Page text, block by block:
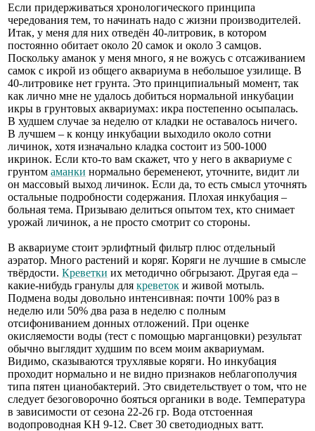
Если придерживаться хронологического принципа
чередования тем, то начинать надо с жизни производителей.
Итак, у меня для них отведён 40-литровик, в котором
постоянно обитает около 20 самок и около 3 самцов.
Поскольку аманок у меня много, я не вожусь с отсаживанием
самок с икрой из общего аквариума в небольшое узилище. В
40-литровике нет грунта. Это принципиальный момент, так
как лично мне не удалось добиться нормальной инкубации
икры в грунтовых аквариумах: икра постепенно осыпалась.
В худшем случае за неделю от кладки не оставалось ничего.
В лучшем – к концу инкубации выходило около сотни
личинок, хотя изначально кладка состоит из 500-1000
икринок. Если кто-то вам скажет, что у него в аквариуме с
грунтом аманки нормально беременеют, уточните, видит ли
он массовый выход личинок. Если да, то есть смысл уточнять
остальные подробности содержания. Плохая инкубация –
больная тема. Призываю делиться опытом тех, кто снимает
урожай личинок, а не просто смотрит со стороны.
В аквариуме стоит эрлифтный фильтр плюс отдельный
аэратор. Много растений и коряг. Коряги не лучшие в смысле
твёрдости. Креветки их методично обгрызают. Другая еда –
какие-нибудь гранулы для креветок и живой мотыль.
Подмена воды довольно интенсивная: почти 100% раз в
неделю или 50% два раза в неделю с полным
отсифониванием донных отложений. При оценке
окисляемости воды (тест с помощью марганцовки) результат
обычно выглядит худшим по всем моим аквариумам.
Видимо, сказываются трухлявые коряги. Но инкубация
проходит нормально и не видно признаков неблагополучия
типа пятен цианобактерий. Это свидетельствует о том, что не
следует безоговорочно бояться органики в воде. Температура
в зависимости от сезона 22-26 гр. Вода отстоенная
водопроводная KH 9-12. Свет 30 светодиодных ватт.